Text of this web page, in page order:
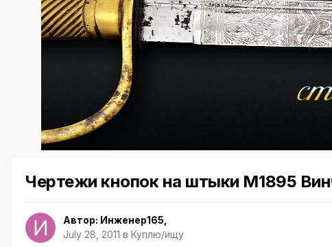
Чертежи кнопок на штыки М1895
Автор: Инженер165
July 28, 2011 в Куплю/ищу